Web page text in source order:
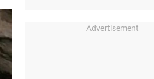
Advertisement